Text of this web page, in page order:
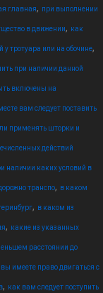
главная, при выполнении
в движении, как
у тротуара или на обочине,
при наличии данной
включены на
вам следует поставить
применять шторки и
действий
наличии каких условий в
транспо, в каком
, в каком из
, какие из указанных
расстоянии до
вы имеете право двигаться с
, как вам следует поступить